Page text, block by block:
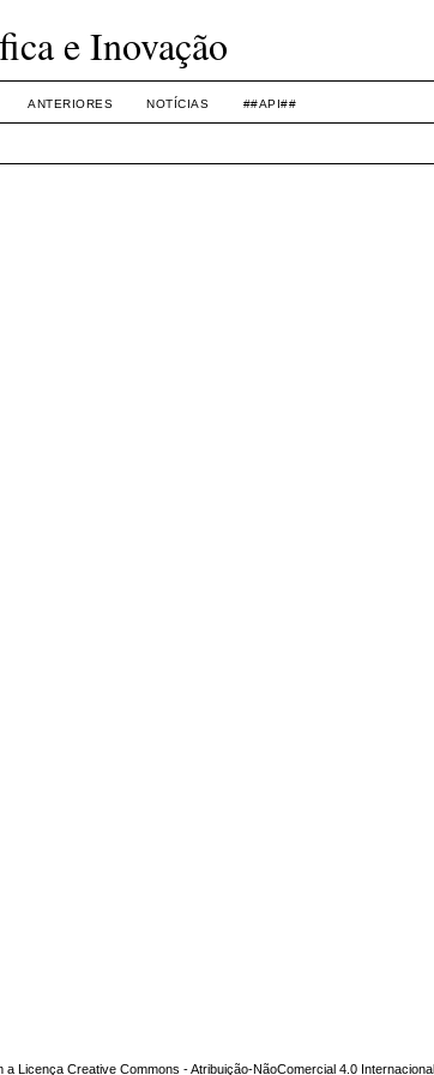
e Inovação
ANTERIORES NOTÍCIAS ##API##
a LicençaCreative Commons - Atribuição-NãoComercial 4.0 Internacional